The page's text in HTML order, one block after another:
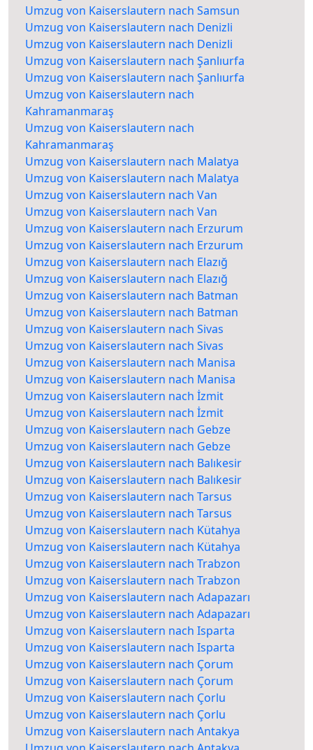
Umzug von Kaiserslautern nach Samsun
Umzug von Kaiserslautern nach Denizli
Umzug von Kaiserslautern nach Denizli
Umzug von Kaiserslautern nach Şanlıurfa
Umzug von Kaiserslautern nach Şanlıurfa
Umzug von Kaiserslautern nach
Kahramanmaraş
Umzug von Kaiserslautern nach
Kahramanmaraş
Umzug von Kaiserslautern nach Malatya
Umzug von Kaiserslautern nach Malatya
Umzug von Kaiserslautern nach Van
Umzug von Kaiserslautern nach Van
Umzug von Kaiserslautern nach Erzurum
Umzug von Kaiserslautern nach Erzurum
Umzug von Kaiserslautern nach Elazığ
Umzug von Kaiserslautern nach Elazığ
Umzug von Kaiserslautern nach Batman
Umzug von Kaiserslautern nach Batman
Umzug von Kaiserslautern nach Sivas
Umzug von Kaiserslautern nach Sivas
Umzug von Kaiserslautern nach Manisa
Umzug von Kaiserslautern nach Manisa
Umzug von Kaiserslautern nach İzmit
Umzug von Kaiserslautern nach İzmit
Umzug von Kaiserslautern nach Gebze
Umzug von Kaiserslautern nach Gebze
Umzug von Kaiserslautern nach Balıkesir
Umzug von Kaiserslautern nach Balıkesir
Umzug von Kaiserslautern nach Tarsus
Umzug von Kaiserslautern nach Tarsus
Umzug von Kaiserslautern nach Kütahya
Umzug von Kaiserslautern nach Kütahya
Umzug von Kaiserslautern nach Trabzon
Umzug von Kaiserslautern nach Trabzon
Umzug von Kaiserslautern nach Adapazarı
Umzug von Kaiserslautern nach Adapazarı
Umzug von Kaiserslautern nach Isparta
Umzug von Kaiserslautern nach Isparta
Umzug von Kaiserslautern nach Çorum
Umzug von Kaiserslautern nach Çorum
Umzug von Kaiserslautern nach Çorlu
Umzug von Kaiserslautern nach Çorlu
Umzug von Kaiserslautern nach Antakya